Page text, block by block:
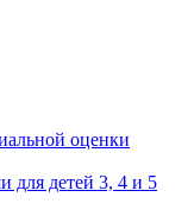
оценки
для детей 3, 4 и 5